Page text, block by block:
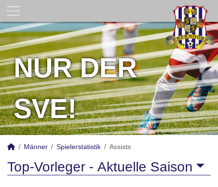
NUR DER
SVE!
Männer Spielerstatistik Assists
Top-Vorleger - Aktuelle Saison